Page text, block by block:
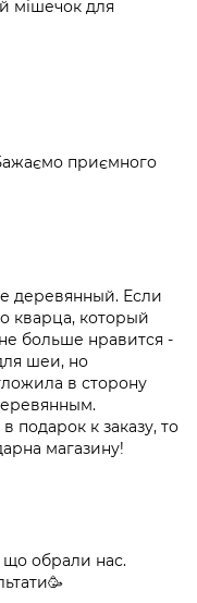
мішечок для
приємного
деревянный. Если
кварца, который
больше нравится -
шеи, но
в сторону
подарок к заказу, то
магазину!
що обрали нас.